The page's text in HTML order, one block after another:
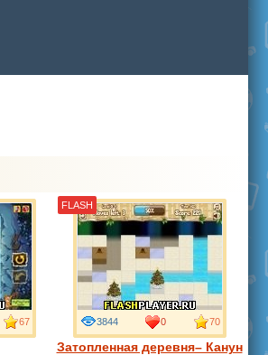
67
Затопленная деревня– Канун
3844 0 70
FLASH